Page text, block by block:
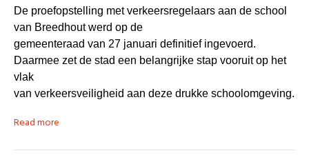
De proefopstelling met verkeersregelaars aan de school
van Breedhout werd op de
gemeenteraad van 27 januari definitief ingevoerd.
Daarmee zet de stad een belangrijke stap vooruit op het
vlak
van verkeersveiligheid aan deze drukke schoolomgeving.
Read more